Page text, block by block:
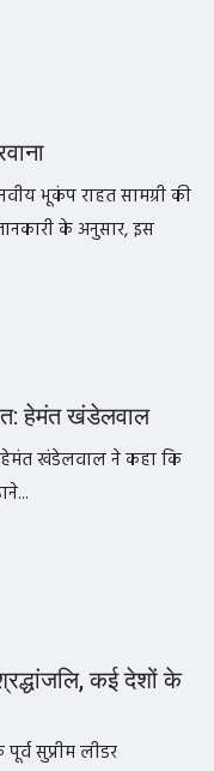
भूकंप राहत सामग्री की
के अनुसार, इस
हेमंत खंडेलवाल
हेमंत खंडेलवाल ने कहा कि
कई देशों के
सुप्रीम लीडर